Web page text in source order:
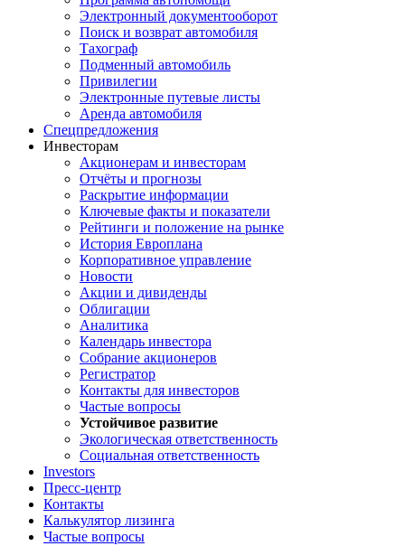
Электронный документооборот
Поиск и возврат автомобиля
Тахограф
Подменный автомобиль
Привилегии
Электронные путевые листы
Аренда автомобиля
Спецпредложения
Инвесторам
Акционерам и инвесторам
Отчёты и прогнозы
Раскрытие информации
Ключевые факты и показатели
Рейтинги и положение на рынке
История Европлана
Корпоративное управление
Новости
Акции и дивиденды
Облигации
Аналитика
Календарь инвестора
Собрание акционеров
Регистратор
Контакты для инвесторов
Частые вопросы
Устойчивое развитие
Экологическая ответственность
Социальная ответственность
Investors
Пресс-центр
Контакты
Калькулятор лизинга
Частые вопросы